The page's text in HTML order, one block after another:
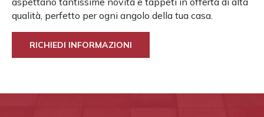
qualità, perfetto per ogni angolo della tua casa.
RICHIEDI INFORMAZIONI